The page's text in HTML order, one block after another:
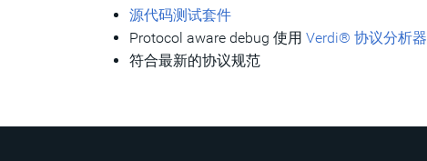
源代码测试套件
Protocol aware debug 使用 Verdi® 协议分析器
符合最新的协议规范